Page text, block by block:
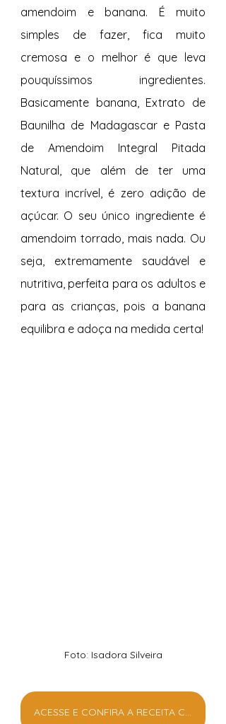
amendoim e banana. É muito
simples de fazer, fica muito
cremosa e o melhor é que leva
pouquíssimos ingredientes.
Basicamente banana, Extrato de
Baunilha de Madagascar e Pasta
de Amendoim Integral Pitada
Natural, que além de ter uma
textura incrível, é zero adição de
açúcar. O seu único ingrediente é
amendoim torrado, mais nada. Ou
seja, extremamente saudável e
nutritiva, perfeita para os adultos e
para as crianças, pois a banana
equilibra e adoça na medida certa!
Foto: Isadora Silveira
ACESSE E CONFIRA A RECEITA COMPLETA